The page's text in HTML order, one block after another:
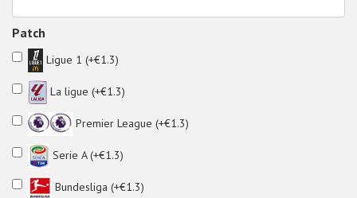
Patch
Ligue 1 (+€1.3)
La ligue (+€1.3)
Premier League (+€1.3)
Serie A (+€1.3)
Bundesliga (+€1.3)